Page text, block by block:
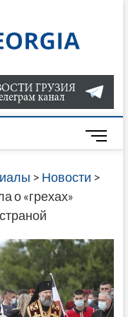
О
В
ГРУЗИИ
САЙТЕ
M
e
n
t
t
o
n
> Новости >
о «грехах»